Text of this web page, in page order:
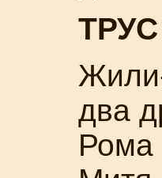
ТРУС
два
Рома